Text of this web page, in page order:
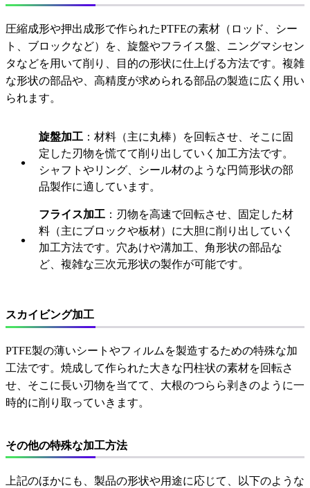
圧縮成形や押出成形で作られたPTFEの素材（ロッド、シー
ト、ブロックなど）を、旋盤やフライス盤、ニングマシセン
タなどを用いて削り、目的の形状に仕上げる方法です。複雑
な形状の部品や、高精度が求められる部品の製造に広く用い
られます。
旋盤加工 ：材料（主に丸棒）を回転させ、そこに固
定した刃物を慌てて削り出していく加工方法です。
シャフトやリング、シール材のような円筒形状の部
品製作に適しています。
フライス加工 ：刃物を高速で回転させ、固定した材
料（主にブロックや板材）に大胆に削り出していく
加工方法です。穴あけや溝加工、角形状の部品な
ど、複雑な三次元形状の製作が可能です。
スカイビング加工
PTFE製の薄いシートやフィルムを製造するための特殊な加
工法です。焼成して作られた大きな円柱状の素材を回転さ
せ、そこに長い刃物を当てて、大根のつらら剥きのように一
時的に削り取っていきます。
その他の特殊な加工方法
上記のほかにも、製品の形状や用途に応じて、以下のような